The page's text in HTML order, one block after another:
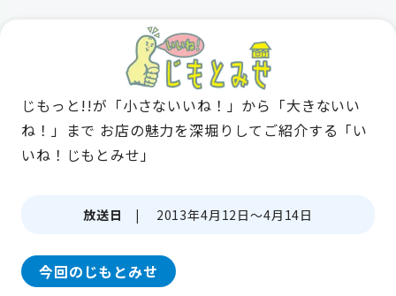
じもっと!!が「小さないいね！」から「大きないい
ね！」まで お店の魅力を深堀りしてご紹介する「い
いね！じもとみせ」
放送日 | 2013年4月12日～4月14日
今回のじもとみせ